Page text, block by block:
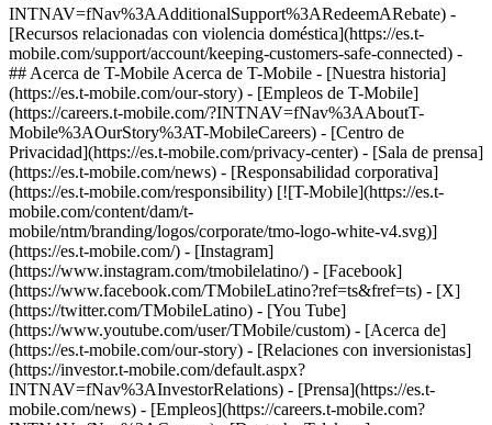
INTNAV=fNav%3AAdditionalSupport%3ARedeemARebate) -
[Recursos relacionadas con violencia doméstica](https://es.t-
mobile.com/support/account/keeping-customers-safe-connected) -
## Acerca de T-Mobile Acerca de T-Mobile - [Nuestra historia]
(https://es.t-mobile.com/our-story) - [Empleos de T-Mobile]
(https://careers.t-mobile.com/?INTNAV=fNav%3AAboutT-
Mobile%3AOurStory%3AT-MobileCareers) - [Centro de
Privacidad](https://es.t-mobile.com/privacy-center) - [Sala de prensa]
(https://es.t-mobile.com/news) - [Responsabilidad corporativa]
(https://es.t-mobile.com/responsibility) [![T-Mobile](https://es.t-
mobile.com/content/dam/t-
mobile/ntm/branding/logos/corporate/tmo-logo-white-v4.svg)]
(https://es.t-mobile.com/) - [Instagram]
(https://www.instagram.com/tmobilelatino/) - [Facebook]
(https://www.facebook.com/TMobileLatino?ref=ts&fref=ts) - [X]
(https://twitter.com/TMobileLatino) - [You Tube]
(https://www.youtube.com/user/TMobile/custom) - [Acerca de]
(https://es.t-mobile.com/our-story) - [Relaciones con inversionistas]
(https://investor.t-mobile.com/default.aspx?
INTNAV=fNav%3AInvestorRelations) - [Prensa](https://es.t-
mobile.com/news) - [Empleos](https://careers.t-mobile.com?